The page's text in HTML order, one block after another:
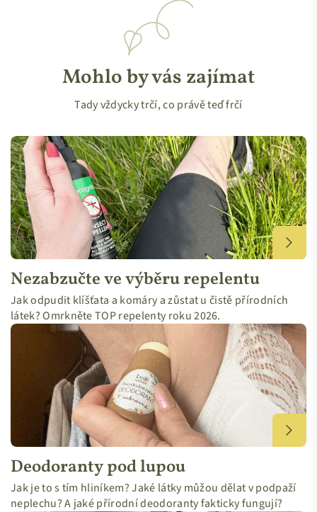
Mohlo by vás zajímat
Tady vždycky trčí, co právě teď frčí
Nezabzučte ve výběru repelentu
Jak odpudit klíšťata a komáry a zůstat u čistě přírodních
látek? Omrkněte TOP repelenty roku 2026.
Deodoranty pod lupou
Jak je to s tím hliníkem? Jaké látky můžou dělat v podpaží
neplechu? A jaké přírodní deodoranty fakticky fungují?